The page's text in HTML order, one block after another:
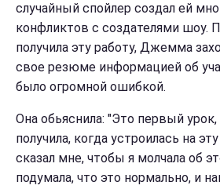
случайный спойлер создал ей
конфликтов с создателями шоу.
получила эту работу, Джемма
свое резюме информацией об
было огромной ошибкой.
Она обьяснила: "Это первый
получила, когда устроилась на
сказал мне, чтобы я молчала об
подумала, что это нормально, и